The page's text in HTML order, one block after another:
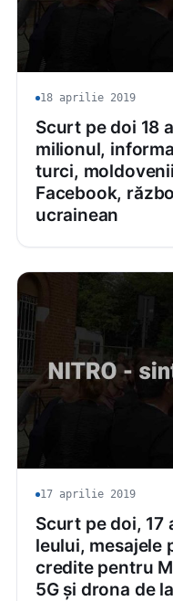
18 aprilie 2019
Scurt pe doi 18
milionul,
turci,
Facebook,
ucrainean
17 aprilie 2019
Scurt pe doi, 17
leului, mesajele
credite pentru
5G și drona de